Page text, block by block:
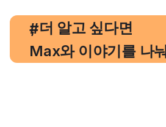
#
, 더 알고 싶다면
Max와 이야기를 나